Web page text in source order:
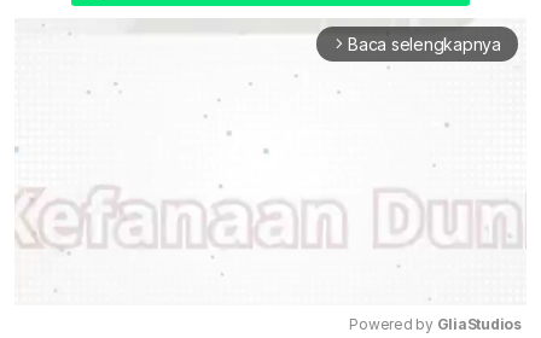
arrow_forward_ios Baca selengkapnya
Powered by GliaStudios